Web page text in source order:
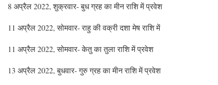
8 अप्रैल 2022, शुक्रवार- बुध ग्रह का मीन राशि में प्रवेश
11 अप्रैल 2022, सोमवार- राहु की वक्री दशा मेष राशि में
11 अप्रैल 2022, सोमवार- केतु का तुला राशि में प्रवेश
13 अप्रैल 2022, बुधवार- गुरु ग्रह का मीन राशि में प्रवेश